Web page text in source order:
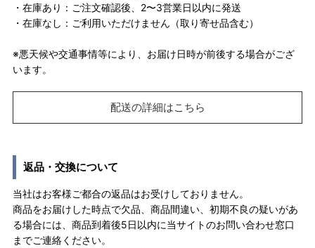
・在庫あり：ご注文確認後、2〜3営業日以内に発送
・在庫なし：ご利用いただけません（取り寄せ品含む）
※悪天候や交通事情等により、お届け日時が前後する場合がござ
います。
配送の詳細はこちら
返品・交換について
当社はお客様ご都合の返品はお受けしておりません。
商品をお届けした時点で欠品、商品間違い、初期不良の疑いがあ
る場合には、商品到着後5日以内に当サイトのお問い合わせ窓口
までご連絡ください。